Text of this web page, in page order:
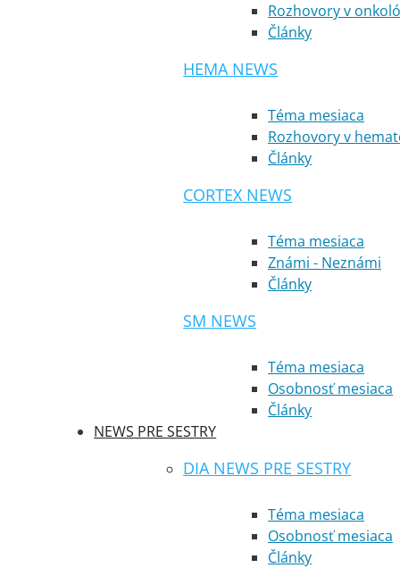
Rozhovory v
Články
HEMA NEWS
Téma mesiaca
Rozhovory v
Články
CORTEX NEWS
Téma mesiaca
Známi - Neznámi
Články
SM NEWS
Téma mesiaca
Osobnosť mesiaca
Články
NEWS PRE SESTRY
DIA NEWS PRE SESTRY
Téma mesiaca
Osobnosť mesiaca
Články